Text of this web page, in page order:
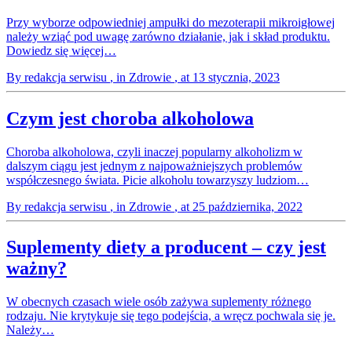
Przy wyborze odpowiedniej ampułki do mezoterapii mikroigłowej
należy wziąć pod uwagę zarówno działanie, jak i skład produktu.
Dowiedz się więcej…
By redakcja serwisu , in Zdrowie , at 13 stycznia, 2023
Czym jest choroba alkoholowa
Choroba alkoholowa, czyli inaczej popularny alkoholizm w
dalszym ciągu jest jednym z najpoważniejszych problemów
współczesnego świata. Picie alkoholu towarzyszy ludziom…
By redakcja serwisu , in Zdrowie , at 25 października, 2022
Suplementy diety a producent – czy jest
ważny?
W obecnych czasach wiele osób zażywa suplementy różnego
rodzaju. Nie krytykuje się tego podejścia, a wręcz pochwala się je.
Należy…